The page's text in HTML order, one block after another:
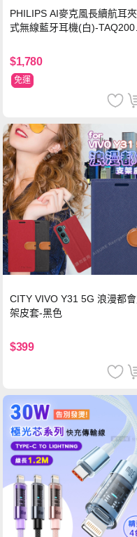
PHILIPS AI麥克風長續航耳夾
式無線藍牙耳機(白)-
$1,780
免運
CITY VIVO Y31 5G 浪漫都
架皮套-黑色
$399